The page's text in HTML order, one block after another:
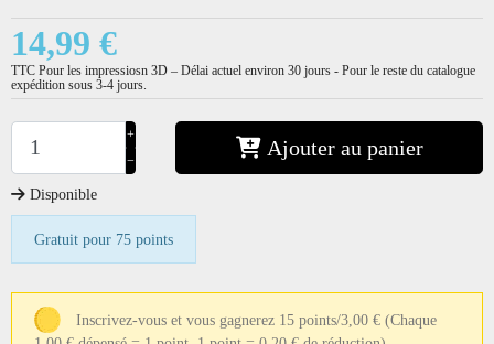
14,99 €
TTC Pour les impressiosn 3D – Délai actuel environ 30 jours - Pour le reste du catalogue
expédition sous 3-4 jours.
+
−
Ajouter au panier
Disponible
Gratuit pour 75 points
Inscrivez-vous et vous gagnerez 15 points/3,00 € (Chaque